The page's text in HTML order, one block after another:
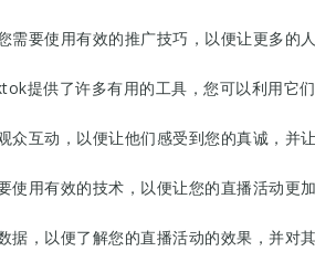
需要使用有效的推广技巧，以便让更多的
提供了许多有用的工具，您可以利用它们
众互动，以便让他们感受到您的真诚，并
使用有效的技术，以便让您的直播活动更加
据，以便了解您的直播活动的效果，并对其